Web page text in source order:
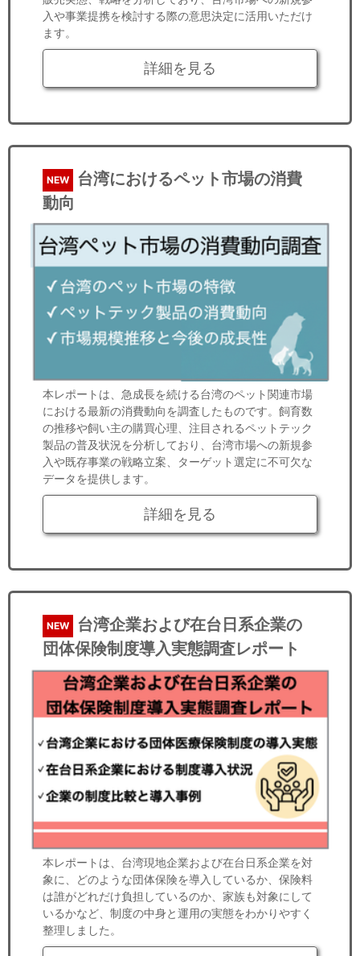
入や事業提携を検討する際の意思決定に活用いただけ
ます。
詳細を見る
NEW
台湾におけるペット市場の消費
動向
本レポートは、急成長を続ける台湾のペット関連市場
における最新の消費動向を調査したものです。飼育数
の推移や飼い主の購買心理、注目されるペットテック
製品の普及状況を分析しており、台湾市場への新規参
入や既存事業の戦略立案、ターゲット選定に不可欠な
データを提供します。
詳細を見る
NEW
台湾企業および在台日系企業の
団体保険制度導入実態調査レポート
本レポートは、台湾現地企業および在台日系企業を対
象に、どのような団体保険を導入しているか、保険料
は誰がどれだけ負担しているのか、家族も対象にして
いるかなど、制度の中身と運用の実態をわかりやすく
整理しました。